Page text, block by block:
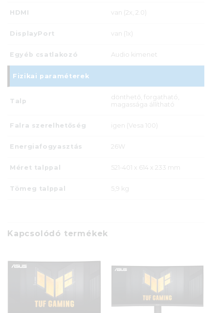
HDMI van (2x, 2.0)
DisplayPort van (1x)
Egyéb csatlakozó Audio kimenet
Fizikai paraméterek
Talp
dönthető, forgatható,
magassága állítható
Falra szerelhetőség igen (Vesa 100)
Energiafogyasztás 26W
Méret talppal 521-401 x 614 x 233 mm
Tömeg talppal 5,9 kg
Kapcsolódó termékek